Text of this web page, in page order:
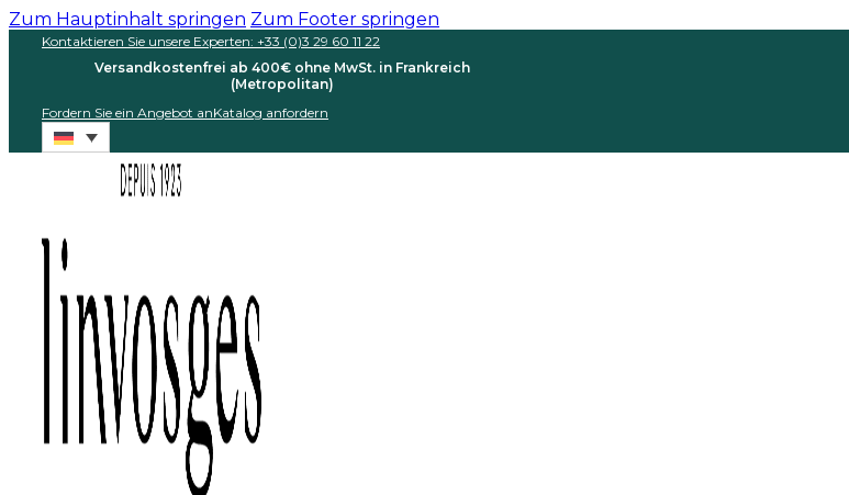
Zum Hauptinhalt springen Zum Footer springen
Kontaktieren Sie unsere Experten: +33 (0)3 29 60 11 22
Versandkostenfrei ab 400€ ohne MwSt. in Frankreich
(Metropolitan)
Fordern Sie ein Angebot anKatalog anfordern